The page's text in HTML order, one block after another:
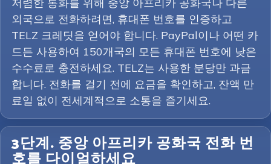
외국으로 전화하려면, 휴대폰 번호를 인증하고
TELZ 크레딧을 얻어야 합니다. PayPal이나 어떤 카
드든 사용하여 150개국의 모든 휴대폰 번호에 낮은
수수료로 충전하세요. TELZ는 사용한 분당만 과금
합니다. 전화를 걸기 전에 요금을 확인하고, 잔액 만
료일 없이 전세계적으로 소통을 즐기세요.
3단계. 중앙 아프리카 공화국 전화 번